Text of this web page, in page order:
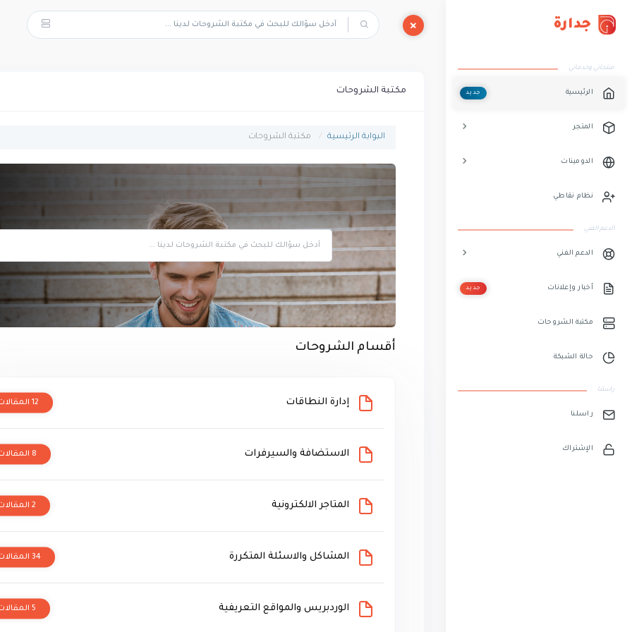
جدارة
منتجاتي وخدماتي
الرئيسية جديد
المتجر
الدومينات
نظام نقاطي
الدعم الفني
الدعم الفني
أخبار وإعلانات جديد
مكتبة الشروحات
حالة الشبكة
راسلنا
راسلنا
الإشتراك
مكتبة الشروحات
البوابة الرئيسية مكتبة الشروحات
أقسام الشروحات
إدارة النطاقات 12 المقالات
الاستضافة والسيرفرات 8 المقالات
المتاجر الالكترونية 2 المقالات
المشاكل والاسئلة المتكررة 34 المقالات
الوردبريس والمواقع التعريفية 5 المقالات